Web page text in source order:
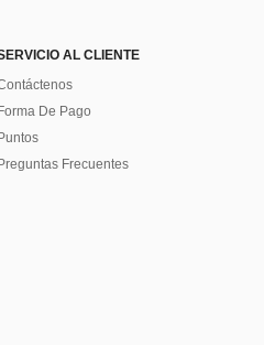
AL CLIENTE
Forma De Pago
Puntos
Preguntas Frecuentes